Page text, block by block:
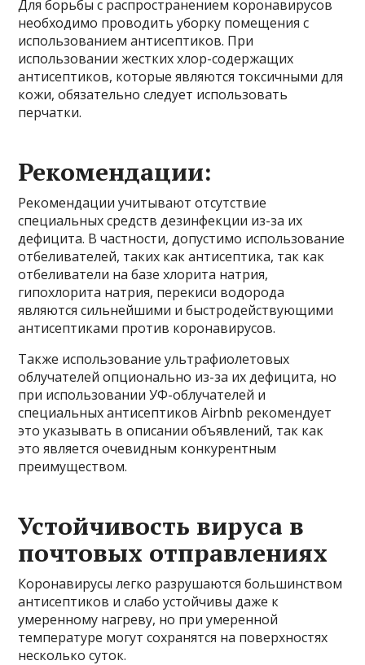
Для борьбы с распространением коронавирусов
необходимо проводить уборку помещения с
использованием антисептиков. При
использовании жестких хлор-содержащих
антисептиков, которые являются токсичными для
кожи, обязательно следует использовать
перчатки.
Рекомендации:
Рекомендации учитывают отсутствие
специальных средств дезинфекции из-за их
дефицита. В частности, допустимо использование
отбеливателей, таких как антисептика, так как
отбеливатели на базе хлорита натрия,
гипохлорита натрия, перекиси водорода
являются сильнейшими и быстродействующими
антисептиками против коронавирусов.
Также использование ультрафиолетовых
облучателей опционально из-за их дефицита, но
при использовании УФ-облучателей и
специальных антисептиков Airbnb рекомендует
это указывать в описании объявлений, так как
это является очевидным конкурентным
преимуществом.
Устойчивость вируса в
почтовых отправлениях
Коронавирусы легко разрушаются большинством
антисептиков и слабо устойчивы даже к
умеренному нагреву, но при умеренной
температуре могут сохранятся на поверхностях
несколько суток.